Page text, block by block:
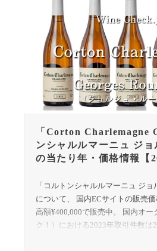
「Corton Charlemagne
ンシャルルマーニュ ジョ
の当たり年・価格情報【
「コルトンシャルルマーニュ ジ
について、 国内ECサイトの販売
高額¥400,000で販売中。 国内オ
ク！）における2023年取引件数は